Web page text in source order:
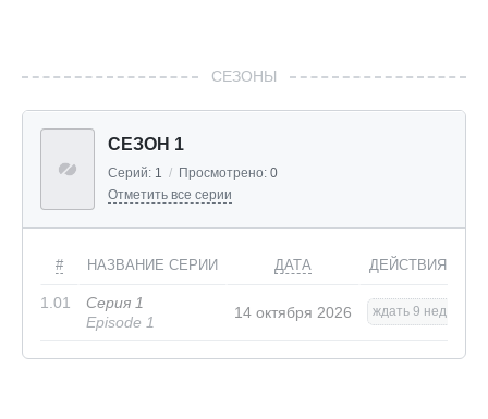
СЕЗОНЫ
СЕЗОН 1
Серий: 1 / Просмотрено: 0
Отметить все серии
# НАЗВАНИЕ СЕРИИ ДАТА ДЕЙСТВИЯ
1.01
Серия 1
Episode 1
14 октября 2026 ждать 9 нед.